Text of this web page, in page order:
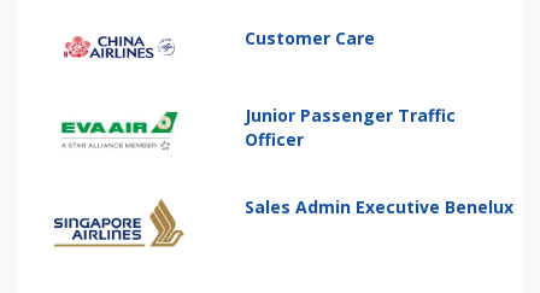
Customer Care
Junior Passenger Traffic
Officer
Sales Admin Executive Benelux